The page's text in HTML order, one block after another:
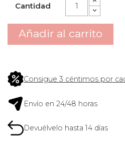
Cantidad
Añadir al carrito
Consigue 3 céntimos por
Envío en 24/48 horas
Devuélvelo hasta 14 días